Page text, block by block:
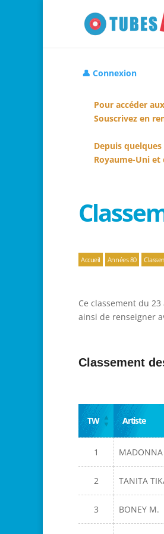
👤 Connexion
Pour accéder
Souscrivez en
Depuis
Royaume-Uni et
Accueil Années 80
Ce classement du 23
ainsi de renseigner
Classement
TW Artiste
1 MADONNA
2 TANITA
3 BONEY M.